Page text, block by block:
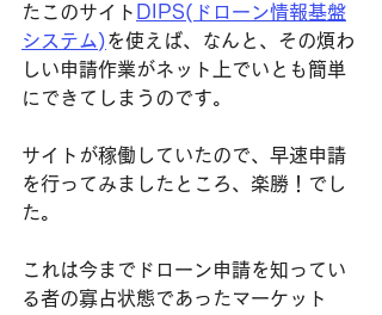
たこのサイト DIPS(ドローン情報基盤
システム)を使えば、なんと、その煩わ
しい申請作業がネット上でいとも簡単
にできてしまうのです。
サイトが稼働していたので、早速申請
を行ってみましたところ、楽勝！でし
た。
​これは今までドローン申請を知ってい
る者の寡占状態であったマーケット